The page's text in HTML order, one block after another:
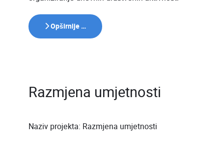
Opširnije …
Razmjena umjetnosti
Naziv projekta: Razmjena umjetnosti